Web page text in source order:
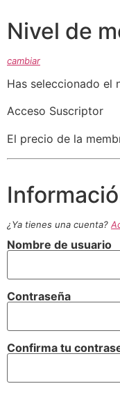
Nivel de
cambiar
Has seleccionado el
Acceso Suscriptor
El precio de la
¿Ya tienes una cuenta?
Nombre de usuario
Contraseña
Confirma tu